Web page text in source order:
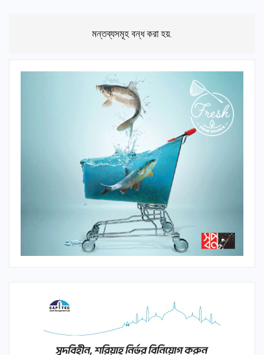
মন্তব্যসমূহ বন্ধ করা হয়.